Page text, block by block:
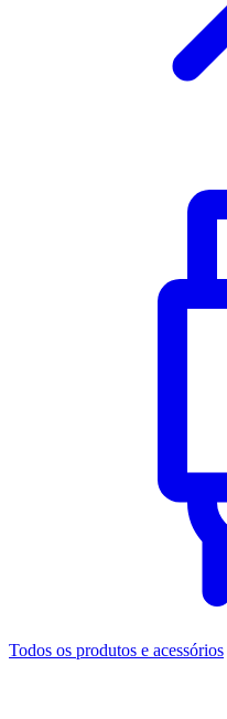
Todos os produtos e acessórios